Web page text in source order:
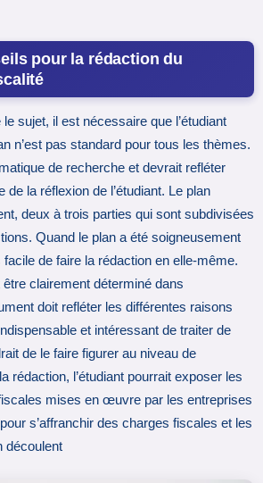
pour la rédaction du
sujet, il est nécessaire que l’étudiant
n’est pas standard pour tous les thèmes.
de recherche et devrait refléter
de la réflexion de l’étudiant. Le plan
deux à trois parties qui sont subdivisées
Quand le plan a été soigneusement
de faire la rédaction en elle-même.
être clairement déterminé dans
doit refléter les différentes raisons
et intéressant de traiter de
de le faire figurer au niveau de
rédaction, l’étudiant pourrait exposer les
mises en œuvre par les entreprises
s’affranchir des charges fiscales et les
découlent